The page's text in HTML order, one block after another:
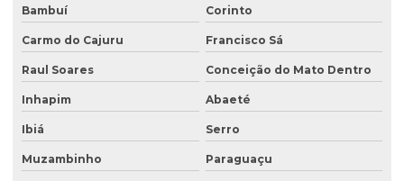
Licenciamento ambiental urbano
Monitoramento de efluentes
Monitoramento de efluentes líquidos
Passivo ambiental investigação detalhada
Perfuração de poço de monitoramento
Plano de monitoramento de efluentes
Bambuí Corinto
Carmo do Cajuru Francisco Sá
Raul Soares Conceição do Mato Dentro
Inhapim Abaeté
Ibiá Serro
Muzambinho Paraguaçu